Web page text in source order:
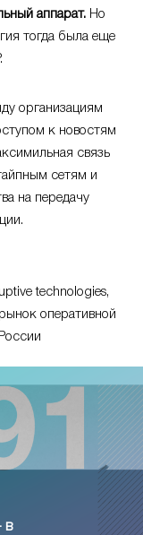
аппарат.Но
тогда была еще
организациям
к новостям
связь
сетям и
на передачу
technologies,
оперативной
в